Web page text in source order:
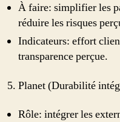
À faire: simplifier les
réduire les risques
Indicateurs: effort
transparence perçue.
Planet (Durabilité
Rôle: intégrer les